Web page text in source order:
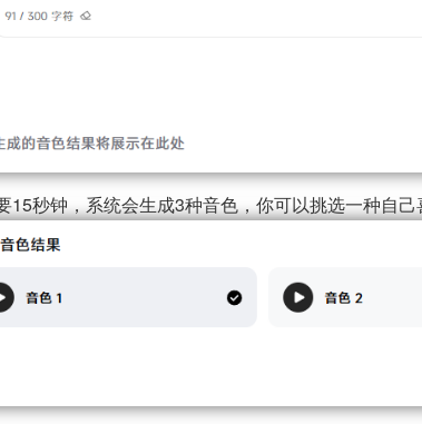
15秒钟，系统会生成3种音色，你可以挑选一种自己